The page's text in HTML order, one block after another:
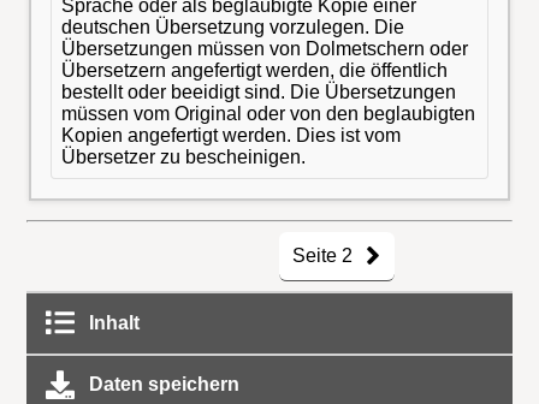
Sprache oder als beglaubigte Kopie einer
deutschen Übersetzung vorzulegen. Die
Übersetzungen müssen von Dolmetschern oder
Übersetzern angefertigt werden, die öffentlich
bestellt oder beeidigt sind. Die Übersetzungen
müssen vom Original oder von den beglaubigten
Kopien angefertigt werden. Dies ist vom
Übersetzer zu bescheinigen.
Seite 2
Inhalt
Daten speichern